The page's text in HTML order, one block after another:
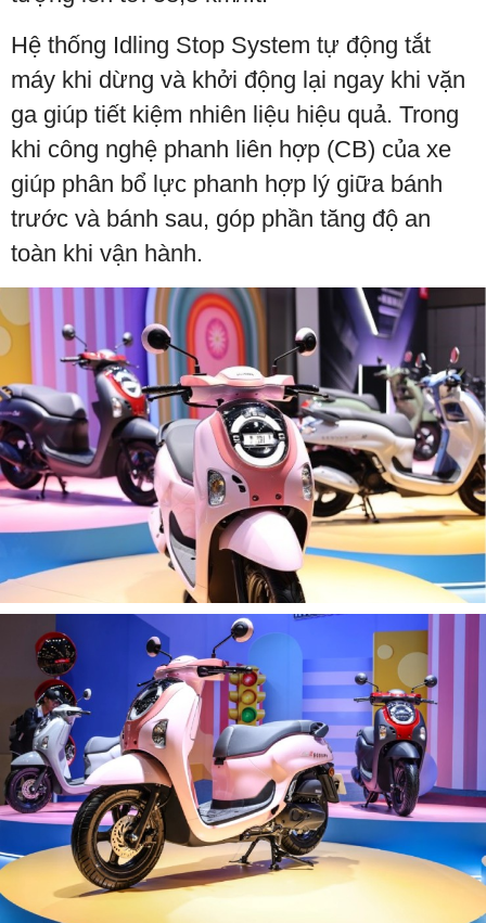
Hệ thống Idling Stop System tự động tắt
máy khi dừng và khởi động lại ngay khi vặn
ga giúp tiết kiệm nhiên liệu hiệu quả. Trong
khi công nghệ phanh liên hợp (CB) của xe
giúp phân bổ lực phanh hợp lý giữa bánh
trước và bánh sau, góp phần tăng độ an
toàn khi vận hành.